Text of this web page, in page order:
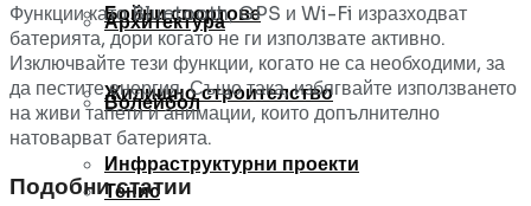
Бойни спортове
Волейбол
Тенис
Архитектура
Жилищно строителство
Инфраструктурни проекти
Функции като Bluetooth, GPS и Wi-Fi изразходват
батерията, дори когато не ги използвате активно.
Изключвайте тези функции, когато не са необходими, за
да пестите енергия. Също така, избягвайте използването
на живи тапети и анимации, които допълнително
натоварват батерията.
Подобни статии